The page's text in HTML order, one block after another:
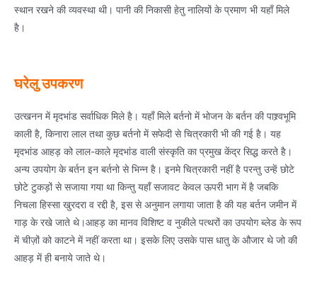
स्थान रखने की व्यवस्था थी। पानी की निकासी हेतु नालियों के प्रमाण भी यहाँ मिले
है।
घरेलु उपकरण
उत्खनन में मृदभांड सर्वाधिक मिले है। यहाँ मिले बर्तनो में भोजन के बर्तन की पाश्र्वभूमि
काली है, किनारा लाल तथा कुछ बर्तनो में सफेदी से चित्रकारी भी की गई है। यह
मृदभांड आहड़ को लाल-काले मृदभांड वाली संस्कृति का प्रमुख केंद्र सिद्ध करते है।
अन्य उपयोग के बर्तन इन बर्तनो से भिन्न है। इनमे चित्रकारी नहीं है परन्तु उन्हें छोटे
छोटे टुकड़ों से सजाया गया था किन्तु यहाँ सजावट केवल ऊपरी भाग में है जबकि
निचला हिस्सा खुरदरा व रद्दी है, इस से अनुमान लगाया जाता है की यह बर्तन जमीन में
गाड़ के रखे जाते थे।आहड़ का मानव विशिष्ट व नुकीले पत्थरों का उपयोग ब्लेड के रूप
में चीज़ों को काटने में नहीं करता था। इसके लिए उसके पास धातु के औजार थे जो की
आहड़ में ही बनाये जाते थे।